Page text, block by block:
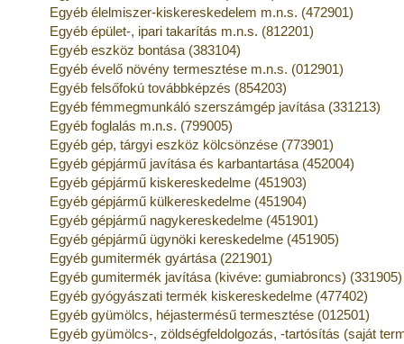
Egyéb élelmiszer-kiskereskedelem m.n.s. (472901)
Egyéb épület-, ipari takarítás m.n.s. (812201)
Egyéb eszköz bontása (383104)
Egyéb évelő növény termesztése m.n.s. (012901)
Egyéb felsőfokú továbbképzés (854203)
Egyéb fémmegmunkáló szerszámgép javítása (331213)
Egyéb foglalás m.n.s. (799005)
Egyéb gép, tárgyi eszköz kölcsönzése (773901)
Egyéb gépjármű javítása és karbantartása (452004)
Egyéb gépjármű kiskereskedelme (451903)
Egyéb gépjármű külkereskedelme (451904)
Egyéb gépjármű nagykereskedelme (451901)
Egyéb gépjármű ügynöki kereskedelme (451905)
Egyéb gumitermék gyártása (221901)
Egyéb gumitermék javítása (kivéve: gumiabroncs) (331905)
Egyéb gyógyászati termék kiskereskedelme (477402)
Egyéb gyümölcs, héjastermésű termesztése (012501)
Egyéb gyümölcs-, zöldségfeldolgozás, -tartósítás (saját